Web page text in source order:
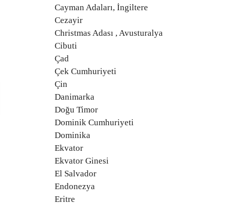
Cayman Adaları, İngiltere
Cezayir
Christmas Adası , Avusturalya
Cibuti
Çad
Çek Cumhuriyeti
Çin
Danimarka
Doğu Timor
Dominik Cumhuriyeti
Dominika
Ekvator
Ekvator Ginesi
El Salvador
Endonezya
Eritre